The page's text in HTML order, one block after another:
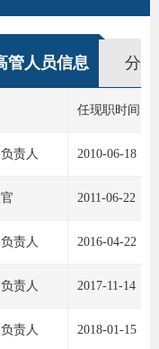
风险管
资产管
管人员信息 分
任现职时间
责人 2010-06-18
2011-06-22
责人 2016-04-22
责人 2017-11-14
责人 2018-01-15